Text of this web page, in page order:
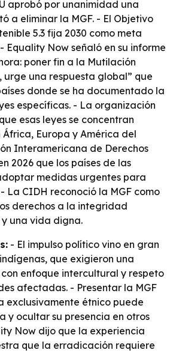
aprobó por unanimidad una
a eliminar la MGF. - El Objetivo
5.3 fija 2030 como meta
Now señaló en su informe
poner fin a la Mutilación
urge una respuesta global” que
donde se ha documentado la
específicas. - La organización
esas leyes se concentran
Europa y América del
Interamericana de Derechos
2026 que los países de las
medidas urgentes para
La CIDH reconoció la MGF como
derechos a la integridad
una vida digna.
- El impulso político vino en gran
que exigieron una
enfoque intercultural y respeto
afectadas. - Presentar la MGF
exclusivamente étnico puede
y ocultar su presencia en otros
Now dijo que la experiencia
que la erradicación requiere